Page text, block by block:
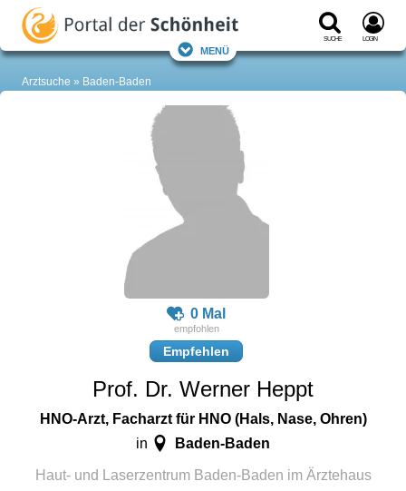
Suche Login
Menü
Arztsuche Baden-Baden
0 Mal
Empfehlen
Prof. Dr. Werner Heppt
HNO-Arzt, Facharzt für HNO (Hals, Nase, Ohren)
in Baden-Baden
Haut- und Laserzentrum Baden-Baden im Ärztehaus